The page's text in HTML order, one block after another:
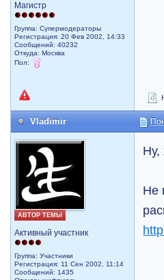
Магистр
Группа: Супермодераторы
Регистрация: 20 Фев 2002, 14:33
Сообщений: 40232
Откуда: Москва
Пол:
Vladimir
АВТОР ТЕМЫ
Активный участник
Группа: Участники
Регистрация: 11 Сен 2002, 11:14
Сообщений: 1435
Ну,
Не